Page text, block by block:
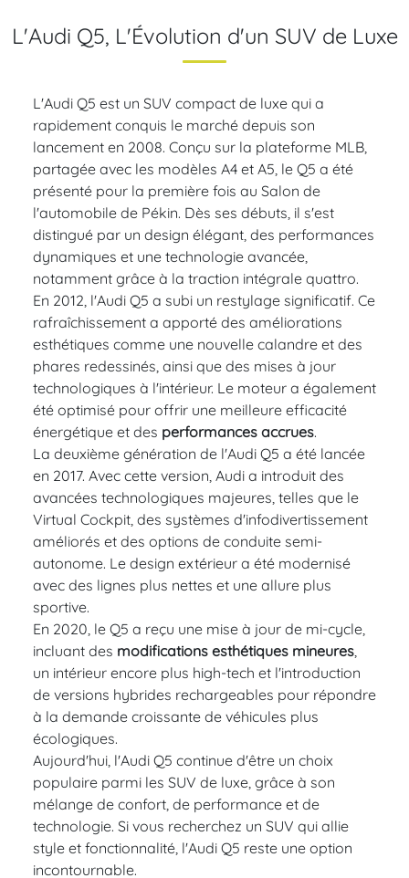
L'Audi Q5, L'Évolution d'un SUV de Luxe
L'Audi Q5 est un SUV compact de luxe qui a
rapidement conquis le marché depuis son
lancement en 2008. Conçu sur la plateforme MLB,
partagée avec les modèles A4 et A5, le Q5 a été
présenté pour la première fois au Salon de
l'automobile de Pékin. Dès ses débuts, il s'est
distingué par un design élégant, des performances
dynamiques et une technologie avancée,
notamment grâce à la traction intégrale quattro.
En 2012, l'Audi Q5 a subi un restylage significatif. Ce
rafraîchissement a apporté des améliorations
esthétiques comme une nouvelle calandre et des
phares redessinés, ainsi que des mises à jour
technologiques à l'intérieur. Le moteur a également
été optimisé pour offrir une meilleure efficacité
énergétique et des performances accrues.
La deuxième génération de l'Audi Q5 a été lancée
en 2017. Avec cette version, Audi a introduit des
avancées technologiques majeures, telles que le
Virtual Cockpit, des systèmes d'infodivertissement
améliorés et des options de conduite semi-
autonome. Le design extérieur a été modernisé
avec des lignes plus nettes et une allure plus
sportive.
En 2020, le Q5 a reçu une mise à jour de mi-cycle,
incluant des modifications esthétiques mineures,
un intérieur encore plus high-tech et l'introduction
de versions hybrides rechargeables pour répondre
à la demande croissante de véhicules plus
écologiques.
Aujourd'hui, l'Audi Q5 continue d'être un choix
populaire parmi les SUV de luxe, grâce à son
mélange de confort, de performance et de
technologie. Si vous recherchez un SUV qui allie
style et fonctionnalité, l'Audi Q5 reste une option
incontournable.